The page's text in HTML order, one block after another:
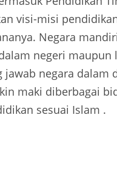
visi-misi
Negara
negeri maupun
jawab negara
maki diberbagai
sesuai Islam .